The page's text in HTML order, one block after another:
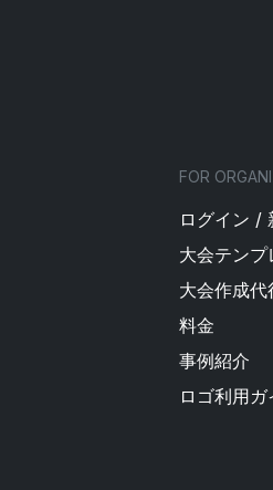
FOR
ログイン /
大会テンプ
大会作成代
料金
事例紹介
ロゴ利用